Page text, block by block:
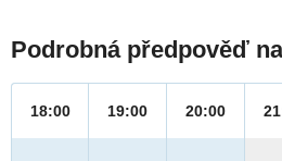
Podrobná předpověď
18:00 19:00 20:00